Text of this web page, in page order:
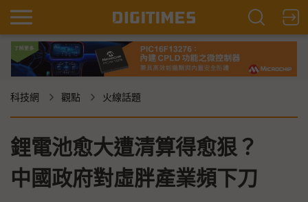
科技網 觀點 火線話題
鋰電池愈大遭清算得愈狠？
中國政府對虛胖產業頻下刀